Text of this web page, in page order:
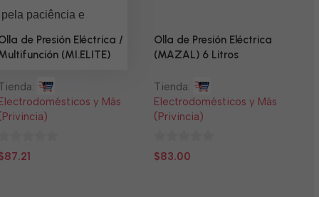
de Presión Eléctrica /
(MI.ELITE)
y Más
87.21
Olla de Presión Eléctrica
(MAZAL) 6 Litros
Tienda:
Electrodomésticos y Más
(Privincia)
0
$83.00
paciência e